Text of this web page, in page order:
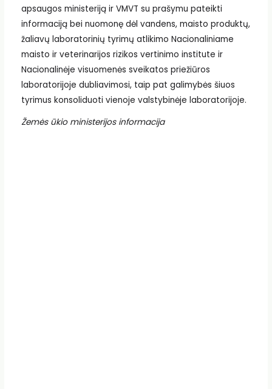
apsaugos ministeriją ir VMVT su prašymu pateikti
informaciją bei nuomonę dėl vandens, maisto produktų,
žaliavų laboratorinių tyrimų atlikimo Nacionaliniame
maisto ir veterinarijos rizikos vertinimo institute ir
Nacionalinėje visuomenės sveikatos priežiūros
laboratorijoje dubliavimosi, taip pat galimybės šiuos
tyrimus konsoliduoti vienoje valstybinėje laboratorijoje.
Žemės ūkio ministerijos informacija